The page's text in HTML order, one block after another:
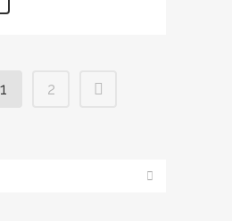
1 2